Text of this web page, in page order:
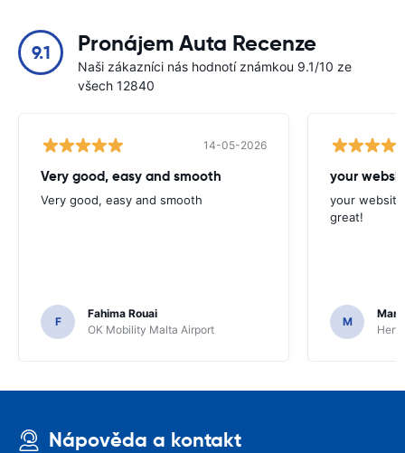
9.1 Pronájem Auta Recenze
Naši zákazníci nás hodnotí známkou 9.1/10 ze
všech 12840
14-05-2026
Very good, easy and smooth
Very good, easy and smooth
F
Fahima Rouai
OK Mobility Malta Airport
your
your
great!
M
Nápověda a kontakt